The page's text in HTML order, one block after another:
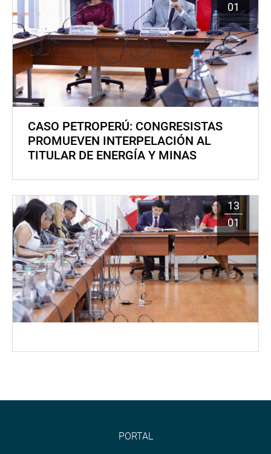
01
CASO PETROPERÚ: CONGRESISTAS
PROMUEVEN INTERPELACIÓN AL
TITULAR DE ENERGÍA Y MINAS
13
01
PORTAL